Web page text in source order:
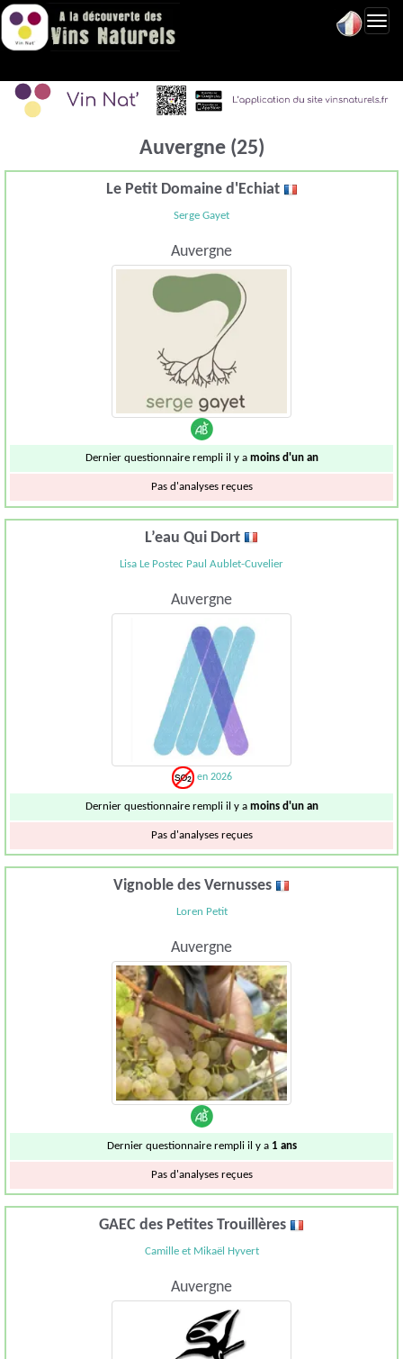
Auvergne (25)
Le Petit Domaine d'Echiat
Serge Gayet
Auvergne
Dernier questionnaire rempli il y a moins d'un an
Pas d'analyses reçues
L’eau Qui Dort
Lisa Le Postec Paul Aublet-Cuvelier
Auvergne
en 2026
Dernier questionnaire rempli il y a moins d'un an
Pas d'analyses reçues
Vignoble des Vernusses
Loren Petit
Auvergne
Dernier questionnaire rempli il y a 1 ans
Pas d'analyses reçues
GAEC des Petites Trouillères
Camille et Mikaël Hyvert
Auvergne